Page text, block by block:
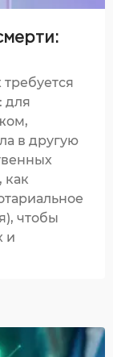
требуется
для
в другую
как
чтобы
и